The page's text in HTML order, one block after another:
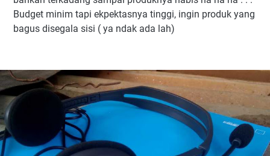
Budget minim tapi ekpektasnya tinggi, ingin produk yang
bagus disegala sisi ( ya ndak ada lah)